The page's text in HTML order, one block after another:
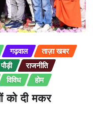
गढ़वाल
ताज़ा खबर
पौड़ी
राजनीति
विविध होम
को दी मकर